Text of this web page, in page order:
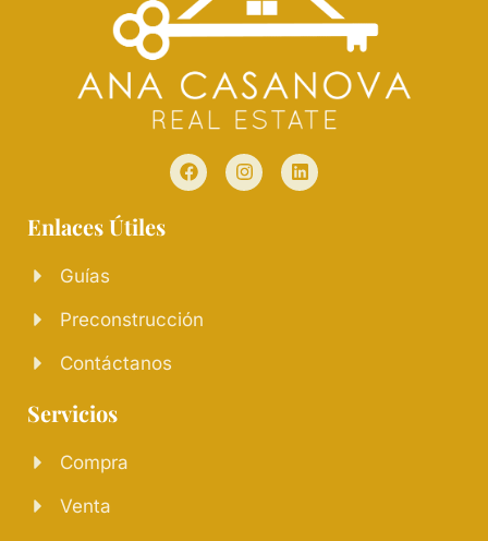
Enlaces Útiles
Guías
Preconstrucción
Contáctanos
Servicios
Compra
Venta